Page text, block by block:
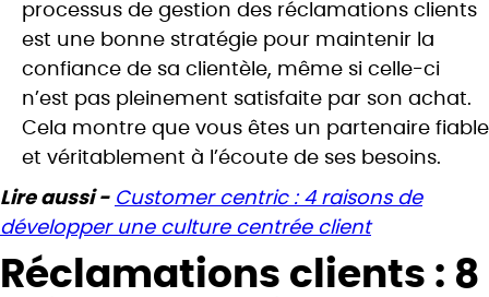
processus de gestion des réclamations clients
est une bonne stratégie pour maintenir la
confiance de sa clientèle, même si celle-ci
n’est pas pleinement satisfaite par son achat.
Cela montre que vous êtes un partenaire fiable
et véritablement à l’écoute de ses besoins.
Lire aussi - Customer centric : 4 raisons de
développer une culture centrée client
Réclamations clients : 8